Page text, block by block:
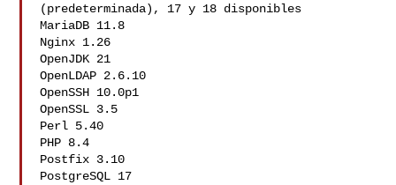
(predeterminada), 17 y 18 disponibles
MariaDB 11.8
Nginx 1.26
OpenJDK 21
OpenLDAP 2.6.10
OpenSSH 10.0p1
OpenSSL 3.5
Perl 5.40
PHP 8.4
Postfix 3.10
PostgreSQL 17